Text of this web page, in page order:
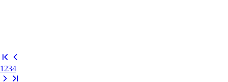
1 234